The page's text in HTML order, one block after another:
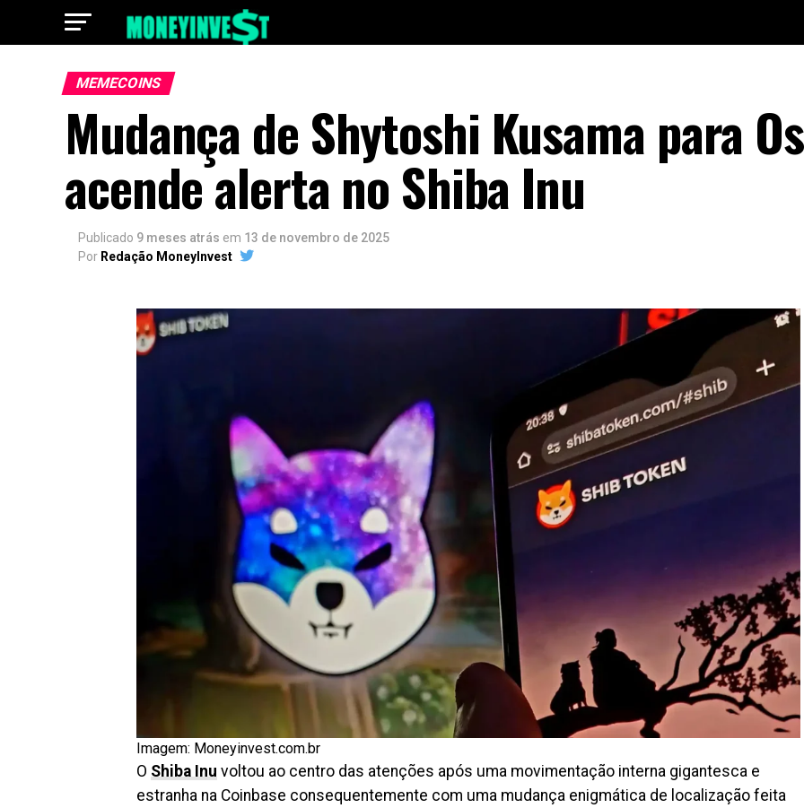
MEMECOINS
Mudança de Shytoshi Kusama para
acende alerta no Shiba Inu
Publicado 9 meses atrás em 13 de novembro de 2025
Por Redação MoneyInvest
Imagem: Moneyinvest.com.br
O Shiba Inu voltou ao centro das atenções após uma movimentação interna gigantesca e
estranha na Coinbase consequentemente com uma mudança enigmática de localização feita